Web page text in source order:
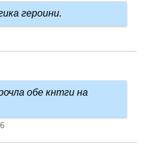
героини.
обе кнтги на